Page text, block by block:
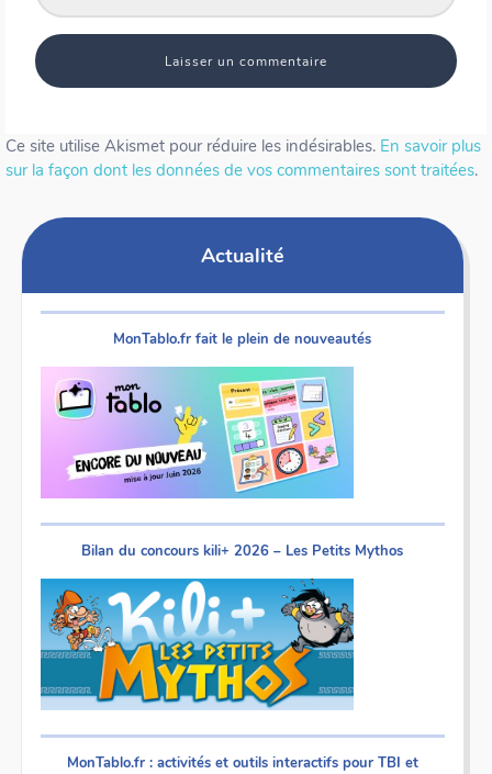
Ce site utilise Akismet pour réduire les indésirables. En savoir plus
sur la façon dont les données de vos commentaires sont traitées.
Actualité
MonTablo.fr fait le plein de nouveautés
Bilan du concours kili+ 2026 – Les Petits Mythos
MonTablo.fr : activités et outils interactifs pour TBI et